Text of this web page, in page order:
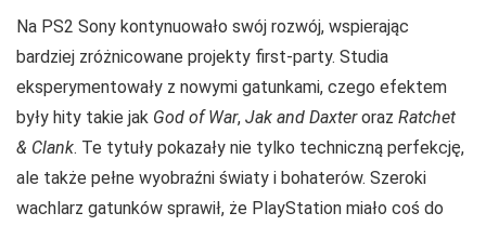
Na PS2 Sony kontynuowało swój rozwój, wspierając
bardziej zróżnicowane projekty first-party. Studia
eksperymentowały z nowymi gatunkami, czego efektem
były hity takie jak God of War, Jak and Daxteroraz Ratchet
& Clank. Te tytuły pokazały nie tylko techniczną perfekcję,
ale także pełne wyobraźni światy i bohaterów. Szeroki
wachlarz gatunków sprawił, że PlayStation miało coś do